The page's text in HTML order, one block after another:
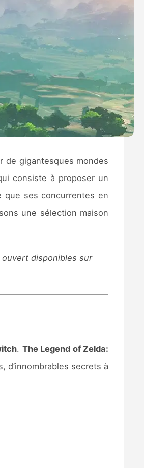
de gigantesques mondes
consiste à proposer un
que ses concurrentes en
une sélection maison
disponibles sur
. The Legend of Zelda:
d’innombrables secrets à